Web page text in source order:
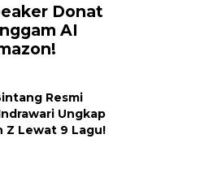
Donat
AI
Resmi
Ungkap
Z Lewat 9 Lagu!